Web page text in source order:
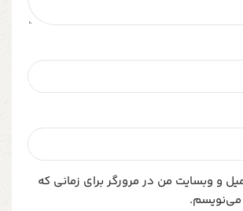
و وبسایت من در مرورگر برای زمانی که
می‌نویسم.